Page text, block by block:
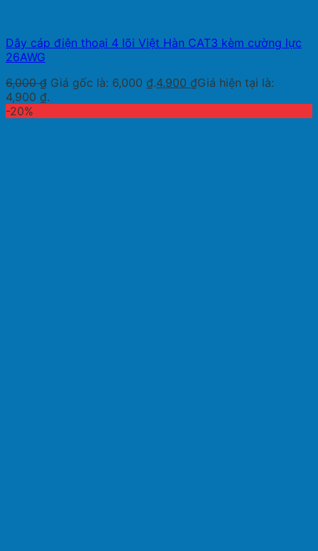
Dây cáp điện thoại 4 lõi Việt Hàn CAT3 kèm cường lực
26AWG
6,000₫ Giá gốc là: 6,000 ₫.4,900 ₫Giá hiện tại là:
4,900 ₫.
-20%